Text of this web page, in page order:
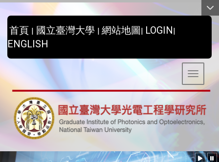
首頁 | 國立臺灣大學 | 網站地圖| LOGIN|
ENGLISH
Toggle